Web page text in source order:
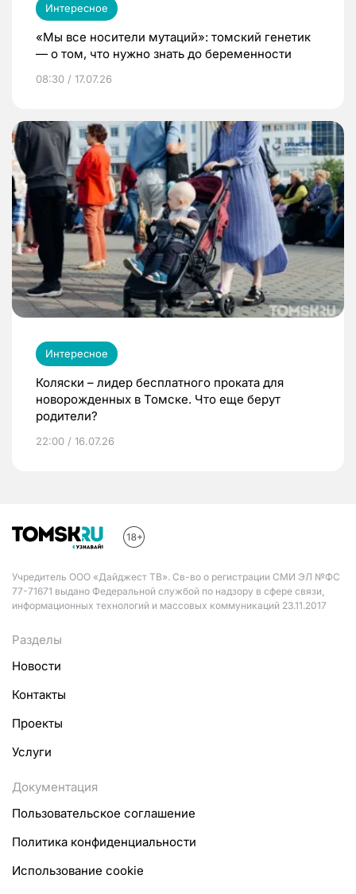
Интересное
«Мы все носители мутаций»: томский генетик
— о том, что нужно знать до беременности
08:30 / 17.07.26
Интересное
Коляски – лидер бесплатного проката для
новорожденных в Томске. Что еще берут
родители?
22:00 / 16.07.26
Учредитель ООО «Дайджест ТВ». Св-во о регистрации СМИ ЭЛ №ФС
77-71671 выдано Федеральной службой по надзору в сфере связи,
информационных технологий и массовых коммуникаций 23.11.2017
Разделы
Новости
Контакты
Проекты
Услуги
Документация
Пользовательское соглашение
Политика конфиденциальности
Использование cookie